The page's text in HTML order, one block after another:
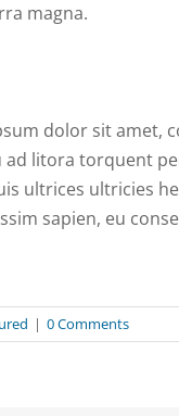
magna.
dolor sit amet,
litora torquent
ultrices ultricies
sapien, eu
| 0 Comments